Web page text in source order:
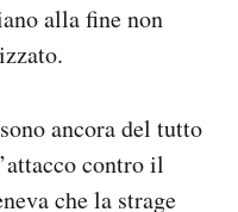
alla fine non
ancora del tutto
contro il
che la strage